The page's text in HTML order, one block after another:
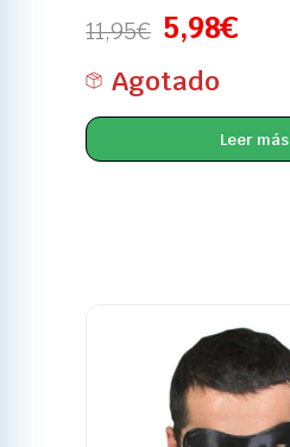
11,95€ 5,98€
Agotado
Leer más